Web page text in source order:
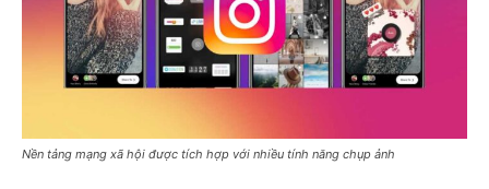
Nền tảng mạng xã hội được tích hợp với nhiều tính năng chụp ảnh